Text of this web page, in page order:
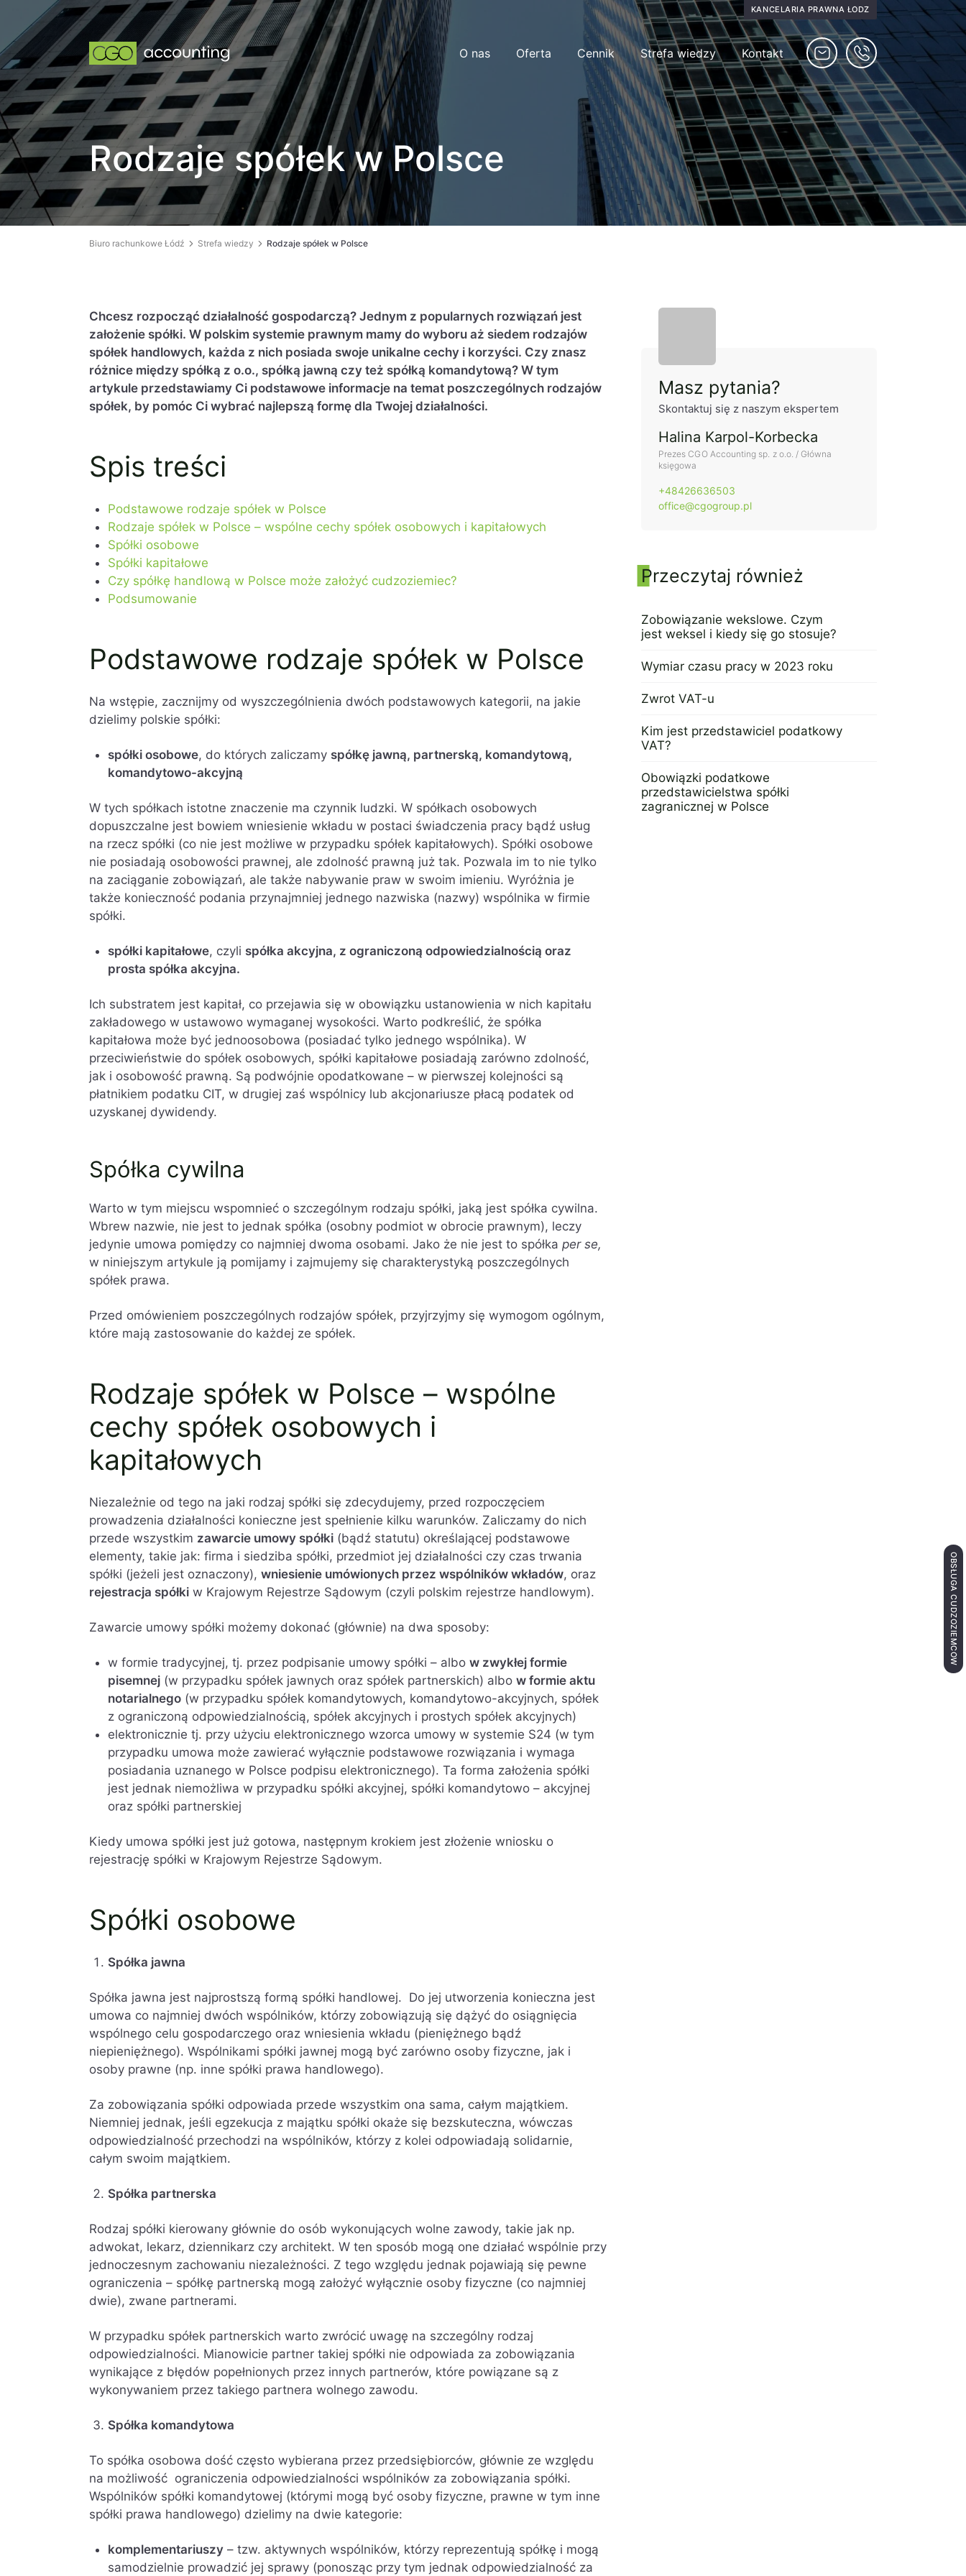
KANCELARIA PRAWNA ŁÓDŹ
O nas Oferta Cennik Strefa wiedzy Kontakt
Rodzaje spółek w Polsce
Biuro rachunkowe Łódź Strefa wiedzy Rodzaje spółek w Polsce
Chcesz rozpocząć działalność gospodarczą? Jednym z popularnych rozwiązań jest
założenie spółki. W polskim systemie prawnym mamy do wyboru aż siedem rodzajów
spółek handlowych, każda z nich posiada swoje unikalne cechy i korzyści. Czy znasz
różnice między spółką z o.o., spółką jawną czy też spółką komandytową? W tym
artykule przedstawiamy Ci podstawowe informacje na temat poszczególnych rodzajów
spółek, by pomóc Ci wybrać najlepszą formę dla Twojej działalności.
Spis treści
Podstawowe rodzaje spółek w Polsce
Rodzaje spółek w Polsce – wspólne cechy spółek osobowych i kapitałowych
Spółki osobowe
Spółki kapitałowe
Czy spółkę handlową w Polsce może założyć cudzoziemiec?
Podsumowanie
Podstawowe rodzaje spółek w Polsce
Na wstępie, zacznijmy od wyszczególnienia dwóch podstawowych kategorii, na jakie
dzielimy polskie spółki:
spółki osobowe, do których zaliczamy spółkę jawną, partnerską, komandytową,
komandytowo-akcyjną
W tych spółkach istotne znaczenie ma czynnik ludzki. W spółkach osobowych
dopuszczalne jest bowiem wniesienie wkładu w postaci świadczenia pracy bądź usług
na rzecz spółki (co nie jest możliwe w przypadku spółek kapitałowych). Spółki osobowe
nie posiadają osobowości prawnej, ale zdolność prawną już tak. Pozwala im to nie tylko
na zaciąganie zobowiązań, ale także nabywanie praw w swoim imieniu. Wyróżnia je
także konieczność podania przynajmniej jednego nazwiska (nazwy) wspólnika w firmie
spółki.
spółki kapitałowe, czyli spółka akcyjna, z ograniczoną odpowiedzialnością oraz
prosta spółka akcyjna.
Ich substratem jest kapitał, co przejawia się w obowiązku ustanowienia w nich kapitału
zakładowego w ustawowo wymaganej wysokości. Warto podkreślić, że spółka
kapitałowa może być jednoosobowa (posiadać tylko jednego wspólnika). W
przeciwieństwie do spółek osobowych, spółki kapitałowe posiadają zarówno zdolność,
jak i osobowość prawną. Są podwójnie opodatkowane – w pierwszej kolejności są
płatnikiem podatku CIT, w drugiej zaś wspólnicy lub akcjonariusze płacą podatek od
uzyskanej dywidendy.
Spółka cywilna
Warto w tym miejscu wspomnieć o szczególnym rodzaju spółki, jaką jest spółka cywilna.
Wbrew nazwie, nie jest to jednak spółka (osobny podmiot w obrocie prawnym), leczy
jedynie umowa pomiędzy co najmniej dwoma osobami. Jako że nie jest to spółka per se,
w niniejszym artykule ją pomijamy i zajmujemy się charakterystyką poszczególnych
spółek prawa.
Przed omówieniem poszczególnych rodzajów spółek, przyjrzyjmy się wymogom ogólnym,
które mają zastosowanie do każdej ze spółek.
Rodzaje spółek w Polsce – wspólne
cechy spółek osobowych i
kapitałowych
Niezależnie od tego na jaki rodzaj spółki się zdecydujemy, przed rozpoczęciem
prowadzenia działalności konieczne jest spełnienie kilku warunków. Zaliczamy do nich
przede wszystkim zawarcie umowy spółki (bądź statutu) określającej podstawowe
elementy, takie jak: firma i siedziba spółki, przedmiot jej działalności czy czas trwania
spółki (jeżeli jest oznaczony), wniesienie umówionych przez wspólników wkładów, oraz
rejestracja spółki w Krajowym Rejestrze Sądowym (czyli polskim rejestrze handlowym).
Zawarcie umowy spółki możemy dokonać (głównie) na dwa sposoby:
w formie tradycyjnej, tj. przez podpisanie umowy spółki – albo w zwykłej formie
pisemnej(w przypadku spółek jawnych oraz spółek partnerskich) albo w formie aktu
notarialnego(w przypadku spółek komandytowych, komandytowo-akcyjnych, spółek
z ograniczoną odpowiedzialnością, spółek akcyjnych i prostych spółek akcyjnych)
elektronicznie tj. przy użyciu elektronicznego wzorca umowy w systemie S24 (w tym
przypadku umowa może zawierać wyłącznie podstawowe rozwiązania i wymaga
posiadania uznanego w Polsce podpisu elektronicznego). Ta forma założenia spółki
jest jednak niemożliwa w przypadku spółki akcyjnej, spółki komandytowo – akcyjnej
oraz spółki partnerskiej
Kiedy umowa spółki jest już gotowa, następnym krokiem jest złożenie wniosku o
rejestrację spółki w Krajowym Rejestrze Sądowym.
Spółki osobowe
Spółka jawna
Spółka jawna jest najprostszą formą spółki handlowej. Do jej utworzenia konieczna jest
umowa co najmniej dwóch wspólników, którzy zobowiązują się dążyć do osiągnięcia
wspólnego celu gospodarczego oraz wniesienia wkładu (pieniężnego bądź
niepieniężnego). Wspólnikami spółki jawnej mogą być zarówno osoby fizyczne, jak i
osoby prawne (np. inne spółki prawa handlowego).
Za zobowiązania spółki odpowiada przede wszystkim ona sama, całym majątkiem.
Niemniej jednak, jeśli egzekucja z majątku spółki okaże się bezskuteczna, wówczas
odpowiedzialność przechodzi na wspólników, którzy z kolei odpowiadają solidarnie,
całym swoim majątkiem.
Spółka partnerska
Rodzaj spółki kierowany głównie do osób wykonujących wolne zawody, takie jak np.
adwokat, lekarz, dziennikarz czy architekt. W ten sposób mogą one działać wspólnie przy
jednoczesnym zachowaniu niezależności. Z tego względu jednak pojawiają się pewne
ograniczenia – spółkę partnerską mogą założyć wyłącznie osoby fizyczne (co najmniej
dwie), zwane partnerami.
W przypadku spółek partnerskich warto zwrócić uwagę na szczególny rodzaj
odpowiedzialności. Mianowicie partner takiej spółki nie odpowiada za zobowiązania
wynikające z błędów popełnionych przez innych partnerów, które powiązane są z
wykonywaniem przez takiego partnera wolnego zawodu.
Spółka komandytowa
To spółka osobowa dość często wybierana przez przedsiębiorców, głównie ze względu
na możliwość ograniczenia odpowiedzialności wspólników za zobowiązania spółki.
Wspólników spółki komandytowej (którymi mogą być osoby fizyczne, prawne w tym inne
spółki prawa handlowego) dzielimy na dwie kategorie:
komplementariuszy– tzw. aktywnych wspólników, którzy reprezentują spółkę i mogą
samodzielnie prowadzić jej sprawy (ponosząc przy tym jednak odpowiedzialność za
Masz pytania?
Skontaktuj się z naszym ekspertem
Halina Karpol-Korbecka
Prezes CGO Accounting sp. z o.o. / Główna
księgowa
+48426636503
office@cgogroup.pl
Przeczytaj również
Zobowiązanie wekslowe. Czym
jest weksel i kiedy się go stosuje?
Wymiar czasu pracy w 2023 roku
Zwrot VAT-u
Kim jest przedstawiciel podatkowy
VAT?
Obowiązki podatkowe
przedstawicielstwa spółki
zagranicznej w Polsce
OBSŁUGA CUDZOZIEMCÓW